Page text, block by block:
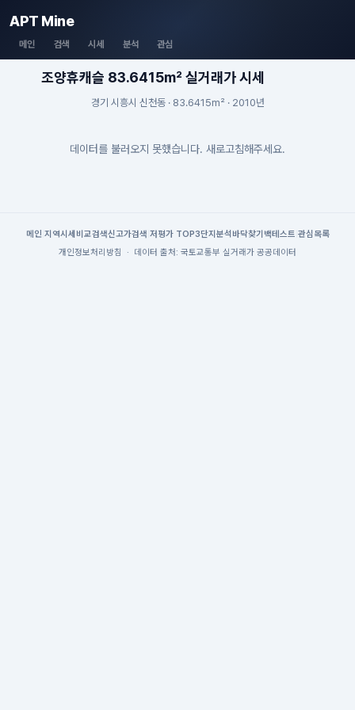
APT Mine
메인 검색 시세 분석 관심
조양휴캐슬 83.6415m² 실거래가 시세
경기 시흥시 신천동 · 83.6415m² · 2010년
데이터를 불러오지 못했습니다. 새로고침해주세요.
메인| 지역시세 비교검색신고가검색 저평가 TOP3단지분석 바닥찾기 백테스트 관심목록
개인정보처리방침
· 데이터 출처: 국토교통부 실거래가 공공데이터